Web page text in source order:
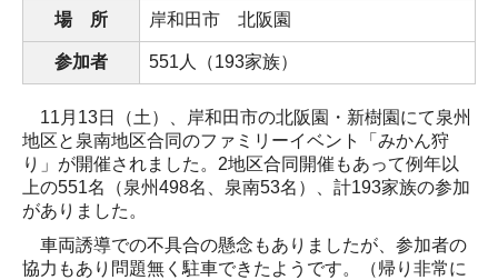
場 所 岸和田市 北阪園
参加者 551人（193家族）
11 月 13日（土）、岸和田市の北阪園・新樹園にて泉州
地区と泉南地区合同のファミリーイベント「みかん狩
り」が開催されました。 2地区合同開催もあって例年以
上の551名（泉州498名、泉南53名）、計193家族の参加
がありました。
車両誘導での不具合の懸念もありましたが、参加者の
協力もあり問題無く駐車できたようです。（帰り非常に